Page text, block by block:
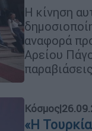
Η κίνηση
αναφορά
Αρείου
Κόσμος|
«Η